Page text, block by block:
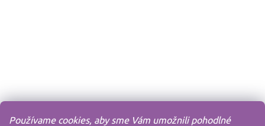
Používame cookies, aby sme Vám umožnili pohodlné